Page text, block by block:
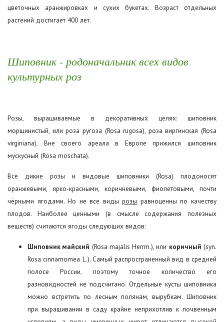
цветочных аранжировках и сухих букетах. Возраст отдельных
растений достигает 400 лет.
Шиповник - родоначальник всех видов
культурных роз
Розы, выращиваемые в декоративных целях: шиповник
морщинистый, или роза ругоза (Rosa rugosa), роза виргинская (Rosa
virginiana). Вне своего ареала в Европе прижился шиповник
мускусный (Rosa moschata).
Все дикие розы и видовые шиповники (Rosa) плодоносят
оранжевыми, ярко-красными, коричневыми, фиолетовыми, почти
чёрными ягодами. Но не все видырозы равноценны по качеству
плодов. Наиболее ценными (в смысле содержания полезных
веществ) считаются ягоды следующих видов:
Шиповник майский (Rosa majalis Herrm.), или коричный (syn.
Rosa cinnamomea L.). Самый распространенный вид в средней
полосе России, поэтому точное количество его
разновидностей не подсчитано. Отдельные кусты шиповника
можно встретить по лесным полянам, вырубкам. Шиповник
при выращивании в саду крайне неприхотлив к почвенным